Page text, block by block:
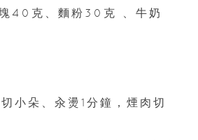
40克、麵粉30克 、牛奶
小朵、汆燙1分鐘，煙肉切